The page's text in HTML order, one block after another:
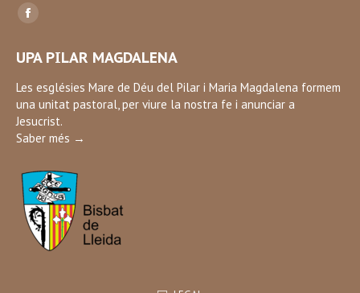
Find us on:
Facebook
opens
in
new
window
UPA PILAR MAGDALENA
Les esglésies Mare de Déu del Pilar i Maria Magdalena formem
una unitat pastoral, per viure la nostra fe i anunciar a
Jesucrist.
Saber més →